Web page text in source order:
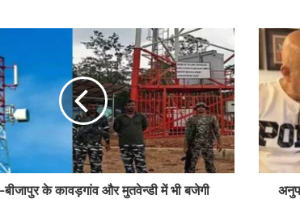
बीजापुर के कावड़गांव और मुतवेन्डी में भी बजेगी